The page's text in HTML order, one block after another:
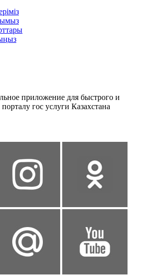
приложение для быстрого и
гос услуги Казахстана